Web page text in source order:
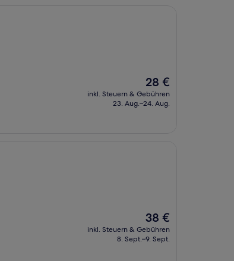
Der
Preis
beträgt
28 €
inkl. Steuern & Gebühren
23. Aug.–24. Aug.
Der
Preis
beträgt
38 €
inkl. Steuern & Gebühren
8. Sept.–9. Sept.